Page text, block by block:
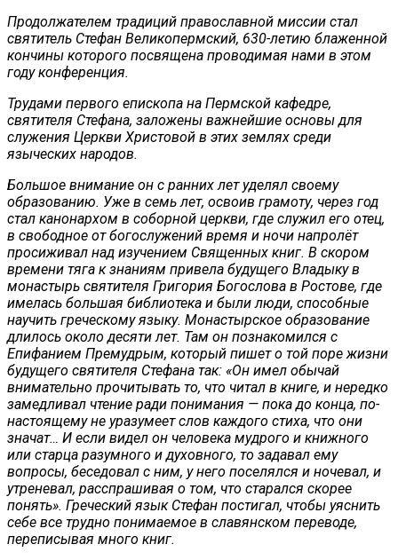
Продолжателем традиций православной миссии стал
святитель Стефан Великопермский, 630-летию блаженной
кончины которого посвящена проводимая нами в этом
году конференция.
Трудами первого епископа на Пермской кафедре,
святителя Стефана, заложены важнейшие основы для
служения Церкви Христовой в этих землях среди
языческих народов.
Большое внимание он с ранних лет уделял своему
образованию. Уже в семь лет, освоив грамоту, через год
стал канонархом в соборной церкви, где служил его отец,
в свободное от богослужений время и ночи напролёт
просиживал над изучением Священных книг. В скором
времени тяга к знаниям привела будущего Владыку в
монастырь святителя Григория Богослова в Ростове, где
имелась большая библиотека и были люди, способные
научить греческому языку. Монастырское образование
длилось около десяти лет. Там он познакомился с
Епифанием Премудрым, который пишет о той поре жизни
будущего святителя Стефана так: «Он имел обычай
внимательно прочитывать то, что читал в книге, и нередко
замедливал чтение ради понимания — пока до конца, по-
настоящему не уразумеет слов каждого стиха, что они
значат… И если видел он человека мудрого и книжного
или старца разумного и духовного, то задавал ему
вопросы, беседовал с ним, у него поселялся и ночевал, и
утреневал, расспрашивая о том, что старался скорее
понять». Греческий язык Стефан постигал, чтобы уяснить
себе все трудно понимаемое в славянском переводе,
переписывая много книг.